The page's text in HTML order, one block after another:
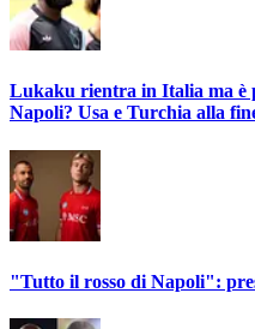
Lukaku rientra in Italia ma è
Napoli? Usa e Turchia alla
"Tutto il rosso di Napoli":